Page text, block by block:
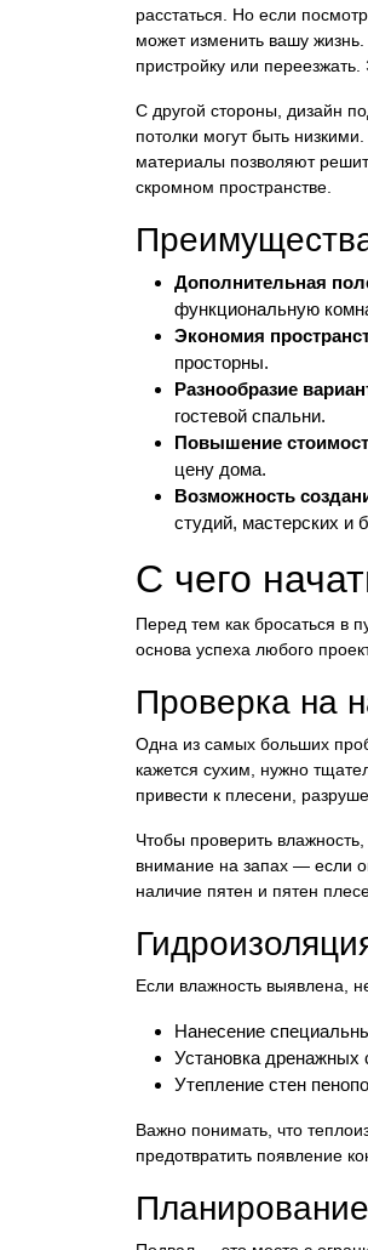
расстаться. Но если
может изменить вашу жизнь.
пристройку или
С другой стороны, дизайн
потолки могут быть
материалы позволяют
скромном пространстве.
Дополнительная
функциональную
Экономия
просторны.
Разнообразие
гостевой спальни.
Повышение
цену дома.
Возможность
студий, мастерских и
С чего
Перед тем как бросаться в
основа успеха любого
Проверка на
Одна из самых больших
кажется сухим, нужно
привести к плесени,
Чтобы проверить
внимание на запах — если
наличие пятен и пятен
Если влажность выявлена,
Нанесение
Установка дренажных
Утепление стен
Важно понимать, что
предотвратить появление